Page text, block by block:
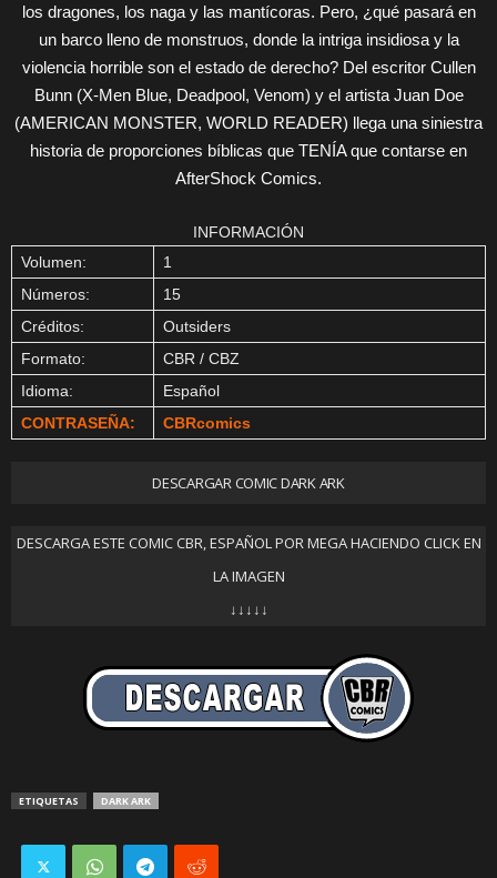
los dragones, los naga y las mantícoras. Pero, ¿qué pasará en
un barco lleno de monstruos, donde la intriga insidiosa y la
violencia horrible son el estado de derecho? Del escritor Cullen
Bunn (X-Men Blue, Deadpool, Venom) y el artista Juan Doe
(AMERICAN MONSTER, WORLD READER) llega una siniestra
historia de proporciones bíblicas que TENÍA que contarse en
AfterShock Comics.
INFORMACIÓN
Volumen:
1
Números:
15
Créditos:
Outsiders
Formato:
CBR / CBZ
Idioma:
Español
CONTRASEÑA:
CBRcomics
DESCARGAR COMIC DARK ARK
DESCARGA ESTE COMIC CBR, ESPAÑOL POR MEGA HACIENDO CLICK EN
LA IMAGEN
↓↓↓↓↓
ETIQUETAS DARK ARK